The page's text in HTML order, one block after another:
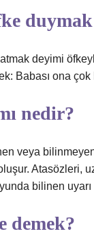
deyimi
Babası ona çok
nedir?
veya
Atasözleri,
bilinen
demek?